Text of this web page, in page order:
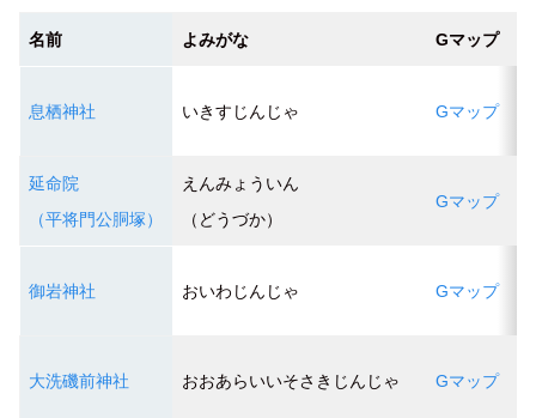
名前 よみがな Gマップ
息栖神社 いきすじんじゃ Gマップ
延命院
（平将門公胴塚）
えんみょういん
（どうづか）
Gマップ
御岩神社 おいわじんじゃ Gマップ
大洗磯前神社 おおあらいいそさきじんじゃ Gマップ